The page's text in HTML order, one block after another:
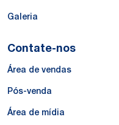
Galeria
Contate-nos
Área de vendas
Pós-venda
Área de mídia